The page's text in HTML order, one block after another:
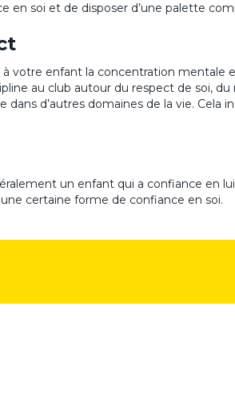
soi et de disposer d’une palette
votre enfant la concentration mentale
au club autour du respect de soi,
d’autres domaines de la vie. Cela
un enfant qui a confiance en
certaine forme de confiance en soi.